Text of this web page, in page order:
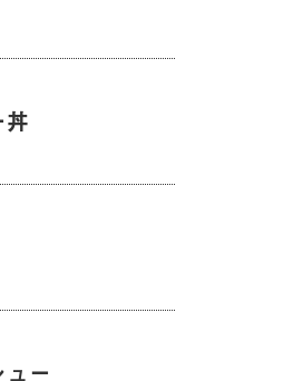
ー